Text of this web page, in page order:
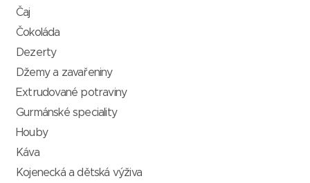
Čaj
Čokoláda
Dezerty
Džemy a zavařeniny
Extrudované potraviny
Gurmánské speciality
Houby
Káva
Kojenecká a dětská výživa